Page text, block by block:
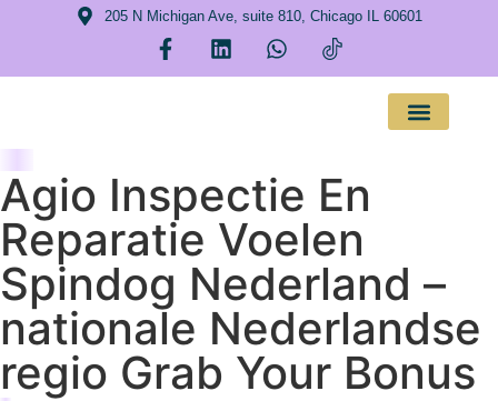
205 N Michigan Ave, suite 810, Chicago IL 60601
Agio Inspectie En
Reparatie Voelen
Spindog Nederland –
nationale Nederlandse
regio Grab Your Bonus